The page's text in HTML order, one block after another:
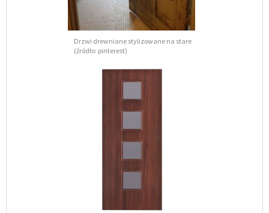
Drzwi drewniane stylizowane na stare
(źródło: pinterest)